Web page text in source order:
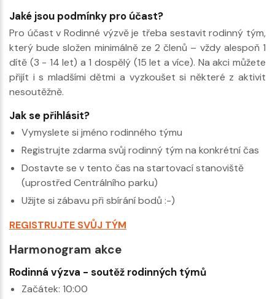
Jaké jsou podmínky pro účast?
Pro účast v Rodinné výzvě je třeba sestavit rodinný tým,
který bude složen minimálně ze 2 členů – vždy alespoň 1
dítě (3 - 14 let) a 1 dospělý (15 let a více). Na akci můžete
přijít i s mladšími dětmi a vyzkoušet si některé z aktivit
nesoutěžně.
Jak se přihlásit?
Vymyslete si jméno rodinného týmu
Registrujte zdarma svůj rodinný tým na konkrétní čas
Dostavte se v tento čas na startovací stanoviště
(uprostřed Centrálního parku)
Užijte si zábavu při sbírání bodů :-)
REGISTRUJTE SVŮJ TÝM
Harmonogram akce
Rodinná výzva - soutěž rodinných týmů
Začátek: 10:00